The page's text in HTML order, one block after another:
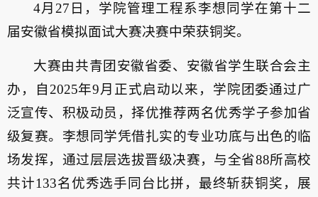
4月27日， 学院管理工程系李想同学在第十二
届安徽省模拟面试大赛决赛中荣获铜奖。
大赛由共青团安徽省委、安徽省学生联合会主
办，自2025年9月正式启动以来，学院团委通过广
泛宣传、积极动员，择优推荐两名优秀学子参加省
级复赛。李想同学凭借扎实的专业功底与出色的临
场发挥， 通过层层选拔晋级决赛，与全省88所高校
共计133名优秀选手同台比拼，最终斩获铜奖，展